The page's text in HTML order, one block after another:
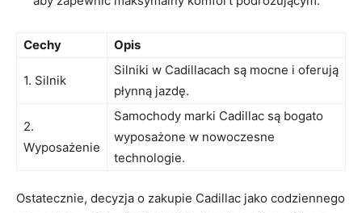
Cechy Opis
1. Silnik
Silniki w Cadillacach są ‌mocne i oferują
płynną jazdę.
2.
Wyposażenie
Samochody marki⁣ Cadillac są bogato
wyposażone w nowoczesne
technologie.
Ostatecznie, decyzja o zakupie Cadillac jako codziennego⁤